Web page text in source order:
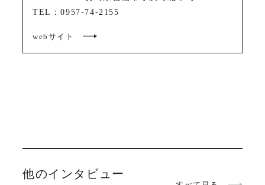
TEL：0957-74-2155
webサイト
他のインタビュー